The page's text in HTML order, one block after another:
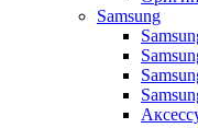
Samsung